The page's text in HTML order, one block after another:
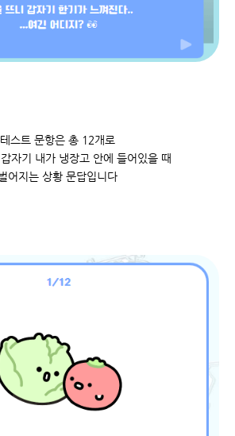
테스트 문항은 총 12개로
자기 내가 냉장고 안에 들어있을 때
어지는 상황 문답입니다